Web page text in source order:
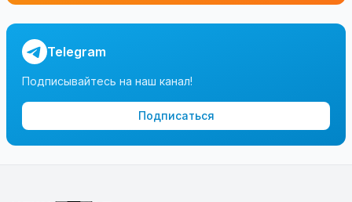
Telegram
Подписывайтесь на наш канал!
Подписаться